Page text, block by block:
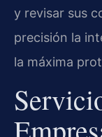
y revisar sus
precisión la
la máxima